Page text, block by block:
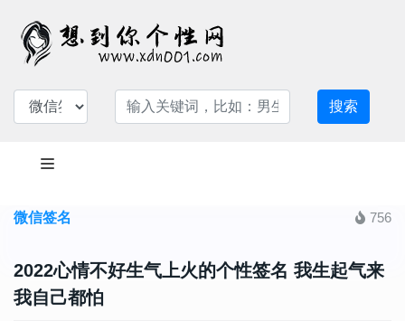
搜索
微信签名 756
2022心情不好生气上火的个性签名 我生起气来
我自己都怕